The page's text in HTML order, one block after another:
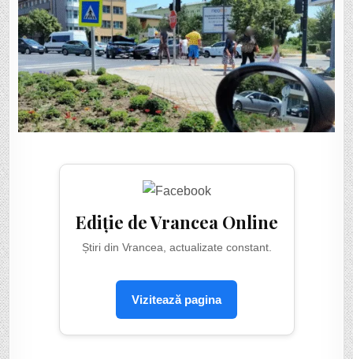
Ediție de Vrancea Online
Știri din Vrancea, actualizate constant.
Vizitează pagina